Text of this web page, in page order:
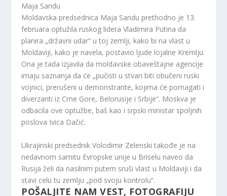
Maja Sandu
Moldavska predsednica Maja Sandu prethodno je 13.
februara optužila ruskog lidera Vladimira Putina da
planira „državni udar“ u toj zemlji, kako bi na vlast u
Moldaviji, kako je navela, postavio ljude lojalne Kremlju.
Ona je tada izjavila da moldavske obaveštajne agencije
imaju saznanja da će „pučisti u stvari biti obučeni ruski
vojnici, prerušeni u demonstrante, kojima će pomagati i
diverzanti iz Crne Gore, Belorusije i Srbije“. Moskva je
odbacila ove optužbe, baš kao i srpski ministar spoljnih
poslova Ivica Dačić.
Ukrajinski predsednik Volodimir Zelenski takođe je na
nedavnom samitu Evropske unije u Briselu naveo da
Rusija želi da nasilnim putem sruši vlast u Moldaviji i da
stavi celu tu zemlju „pod svoju kontrolu“.
POŠALJITE NAM VEST, FOTOGRAFIJU